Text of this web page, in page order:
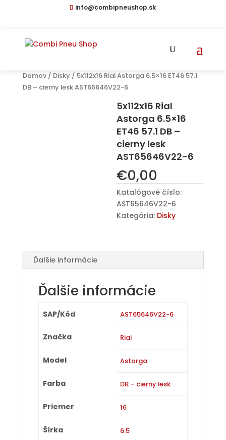
info@combipneushop.sk
Domov/ Disky / 5x112x16 Rial Astorga 6.5×16 ET46 57.1
DB – cierny lesk AST65646V22-6
5x112x16 Rial
Astorga 6.5×16
ET46 57.1 DB –
cierny lesk
AST65646V22-6
€0,00
Katalógové číslo:
AST65646V22-6
Kategória: Disky
Ďalšie informácie
Ďalšie informácie
SAP/Kód AST65646V22-6
Značka Rial
Model Astorga
Farba DB – cierny lesk
Priemer 16
Šírka 6.5